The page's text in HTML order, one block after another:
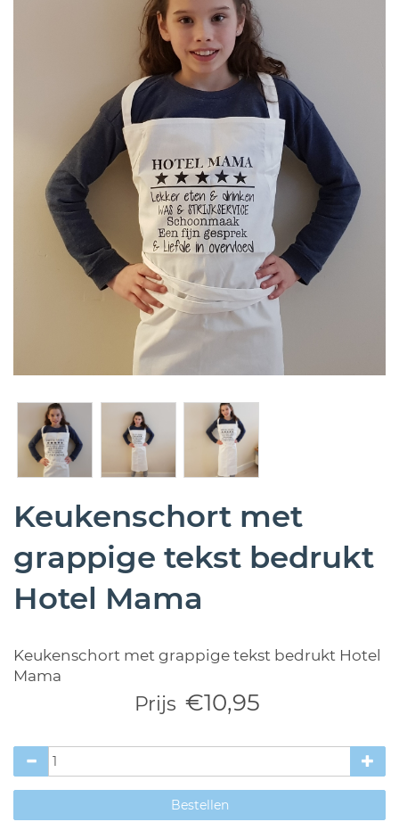
Keukenschort met
grappige tekst bedrukt
Hotel Mama
Keukenschort met grappige tekst bedrukt Hotel
Mama
Prijs €10,95